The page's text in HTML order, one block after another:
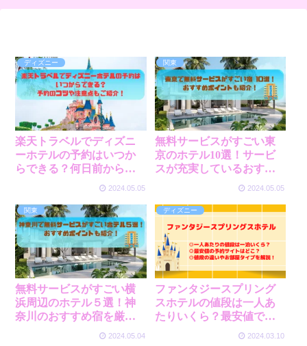
ディズニー
楽天トラベルでディズニ
ーホテルの予約はいつか
らできる？何日前から予
2024.05.05
関東
無料サービスがすごい東
京のホテル10選！サービ
スが充実しているおすす
めの宿を厳選紹介！
2024.05.05
関東
無料サービスがすごい横
浜周辺のホテル５選！神
奈川のおすすめ宿を厳選
2024.05.04
ディズニー
ファンタジースプリング
スホテルの値段は一人あ
たりいくら？最安値で予
約できるサイトやお部屋
2024.03.10